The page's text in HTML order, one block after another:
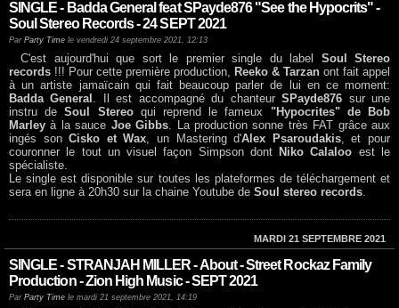
SINGLE - Badda General feat SPayde876 "See the Hypocrits" -
Soul Stereo Records - 24 SEPT 2021
Par Party Time le vendredi 24 septembre 2021, 12:13
C'est aujourd'hui que sort le premier single du label Soul Stereo
records !!! Pour cette première production, Reeko & Tarzan ont fait appel
à un artiste jamaïcain qui fait beaucoup parler de lui en ce moment:
Badda General . Il est accompagné du chanteurSPayde876 sur une
instru deSoul Stereoqui reprend le fameux "Hypocrites" de Bob
Marley à la sauce Joe Gibbs. La production sonne très FAT grâce aux
ingés sonCisko et Wax, un Mastering d'Alex Psaroudakis, et pour
couronner le tout un visuel façon Simpson dont Niko Calaloo est le
spécialiste.
Le single est disponible sur toutes les plateformes de téléchargement et
sera en ligne à 20h30 sur la chaine Youtube de Soul stereo records.
MARDI 21 SEPTEMBRE 2021
SINGLE - STRANJAH MILLER - About - Street Rockaz Family
Production - Zion High Music - SEPT 2021
Par Party Time le mardi 21 septembre 2021, 14:19